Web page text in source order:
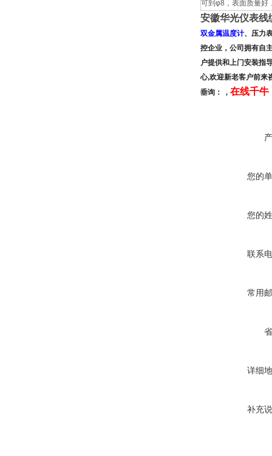
可到φ8，表面质量好
安徽华光仪表线
双金属温度计、压力
控企业，公司拥有自
户提供和上门安装指
心,欢迎新老客户前来
垂询： , 在线千牛
您的
您的
联系
常用
详细
补充